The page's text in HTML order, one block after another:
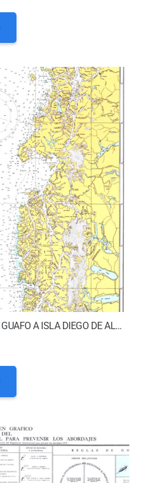
CARTA SHOA N° 560 – ISLA GUAFO A ISLA DIEGO DE ALMAGRO